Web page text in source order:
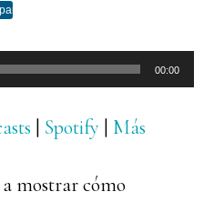
00:00
| Spotify | Más
a mostrar cómo